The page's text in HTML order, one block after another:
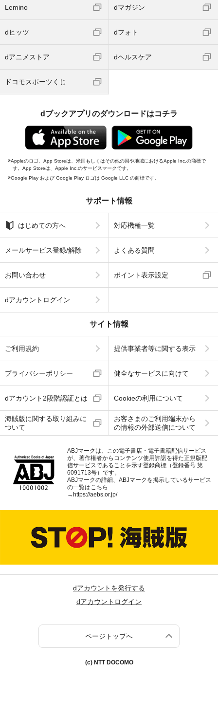
Lemino dマガジン
dヒッツ dフォト
dアニメストア dヘルスケア
ドコモスポーツくじ
dブックアプリのダウンロードはコチラ
Appleのロゴ、App Storeは、米国もしくはその他の国や地域におけるApple Inc.の商標で
す。App Storeは、Apple Inc.のサービスマークです。
Google Play および Google Play ロゴは Google LLC の商標です。
サポート情報
はじめての方へ 対応機種一覧
メールサービス登録/解除 よくある質問
お問い合わせ ポイント表示設定
dアカウントログイン
サイト情報
ご利用規約 提供事業者等に関する表示
プライバシーポリシー 健全なサービスに向けて
dアカウント2段階認証とは Cookieの利用について
海賊版に関する取り組みに
ついて
お客さまのご利用端末から
の情報の外部送信について
ABJマークは、この電子書店・電子書籍配信サービス
が、著作権者からコンテンツ使用許諾を得た正規版配
信サービスであることを示す登録商標（登録番号 第
6091713号）です。
ABJマークの詳細、ABJマークを掲示しているサービス
の一覧はこちら
→https://aebs.or.jp/
dアカウントを発行する
dアカウントログイン
ページトップへ
(c) NTT DOCOMO